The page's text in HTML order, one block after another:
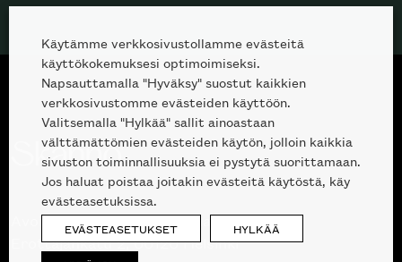
Avoinna kuluttajille ja ammattilaisille:
Erottajankatu 2, 00120 Helsinki
Käytämme verkkosivustollamme evästeitä
käyttökokemuksesi optimoimiseksi.
Napsauttamalla "Hyväksy" suostut kaikkien
verkkosivustomme evästeiden käyttöön.
Valitsemalla "Hylkää" sallit ainoastaan
välttämättömien evästeiden käytön, jolloin kaikkia
sivuston toiminnallisuuksia ei pystytä suorittamaan.
Jos haluat poistaa joitakin evästeitä käytöstä, käy
evästeasetuksissa.
EVÄSTEASETUKSET HYLKÄÄ